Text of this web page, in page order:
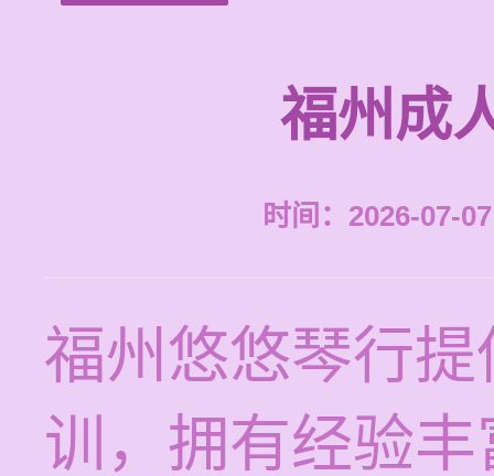
福州成
时间：2026-07-
福州悠悠琴行
训，拥有经验